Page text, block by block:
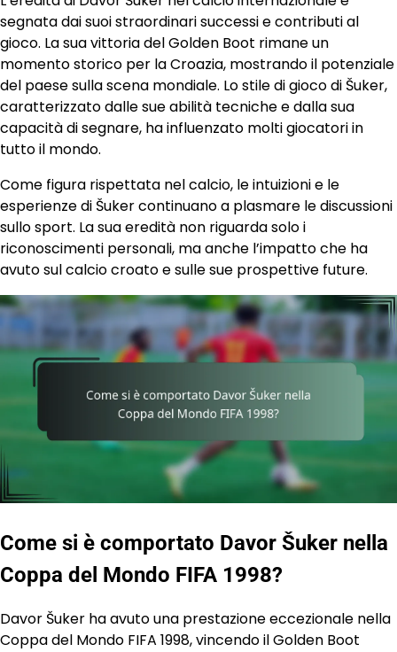
segnata dai suoi straordinari successi e contributi al
gioco. La sua vittoria del Golden Boot rimane un
momento storico per la Croazia, mostrando il potenziale
del paese sulla scena mondiale. Lo stile di gioco di Šuker,
caratterizzato dalle sue abilità tecniche e dalla sua
capacità di segnare, ha influenzato molti giocatori in
tutto il mondo.
Come figura rispettata nel calcio, le intuizioni e le
esperienze di Šuker continuano a plasmare le discussioni
sullo sport. La sua eredità non riguarda solo i
riconoscimenti personali, ma anche l’impatto che ha
avuto sul calcio croato e sulle sue prospettive future.
Come si è comportato Davor Šuker nella
Coppa del Mondo FIFA 1998?
Davor Šuker ha avuto una prestazione eccezionale nella
Coppa del Mondo FIFA 1998, vincendo il Golden Boot